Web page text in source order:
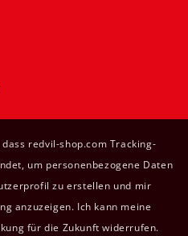
redvil-shop.com Tracking-
um personenbezogene Daten
zu erstellen und mir
anzuzeigen. Ich kann meine
für die Zukunft widerrufen.